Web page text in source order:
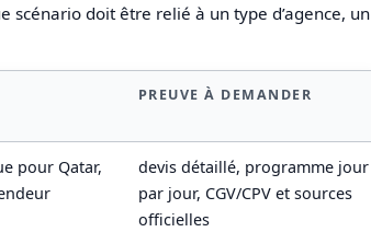
doit être relié à un type d’agence, un
PREUVE À DEMANDER
pour Qatar,
devis détaillé, programme jour
par jour, CGV/CPV et sources
officielles